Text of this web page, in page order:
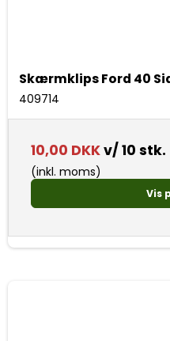
Skærmklips Ford 40
409714
10,00 DKKv/ 10 stk.
(inkl. moms)
Vis